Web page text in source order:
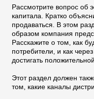
Рассмотрите вопрос об
капитала. Кратко
продаваться. В этом
образом компания
Расскажите о том, как
потребители, и как
достигать
Этот раздел должен
том, какие каналы